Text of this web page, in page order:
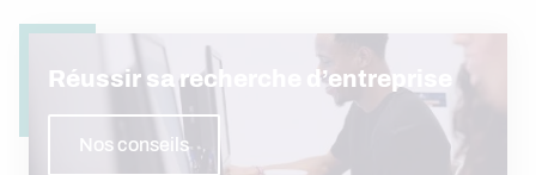
Réussir sa recherche d’entreprise
Nos conseils